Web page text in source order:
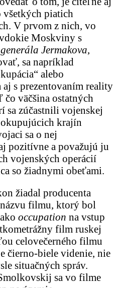
piatich
V prvom z nich, vo
Moskviny s
Jermakova,
sa napríklad
alebo
s prezentovaním reality
väčšina ostatných
sa zúčastnili vojenskej
krajín
sa o nej
pozitívne a považujú ju
vojenských operácií
so žiadnymi obeťami.
žiadal producenta
názvu filmu, ktorý bol
occupation na vstup
film ruskej
celovečerného filmu
čierno-biele videnie, nie
situačných správ.
sa vo filme